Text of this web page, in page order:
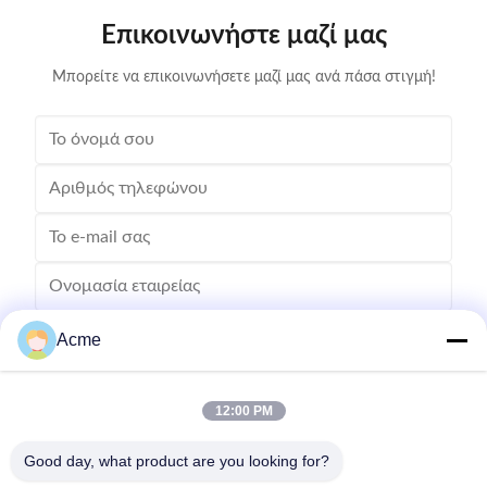
efficiently while maintaining their integrity. Advanced
Features for Superior
Επικοινωνήστε μαζί μας
Μπορείτε να επικοινωνήσετε μαζί μας ανά πάσα στιγμή!
Στείλετε
Acme
12:00 PM
Good day, what product are you looking for?